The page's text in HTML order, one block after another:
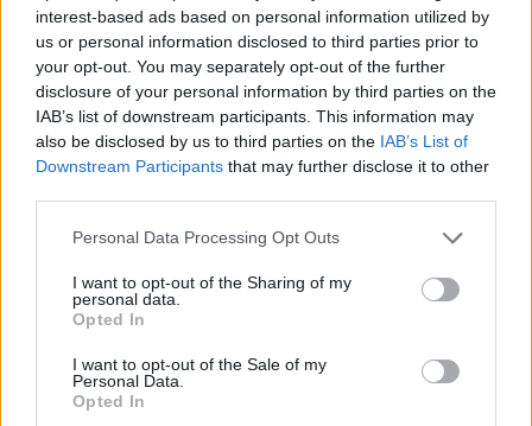
interest-based ads based on personal information utilized by
us or personal information disclosed to third parties prior to
your opt-out. You may separately opt-out of the further
disclosure of your personal information by third parties on the
IAB’s list of downstream participants. This information may
also be disclosed by us to third parties on the IAB’s List of
Downstream Participants that may further disclose it to other
Personal Data Processing Opt Outs
I want to opt-out of the Sharing of my
personal data.
Opted In
I want to opt-out of the Sale of my
Personal Data.
Opted In
τι μπορούμε και τι πρέπει να κάνουμε για
ακηδεμόνευτα εργατικά συνδικάτα που θα
προασπίζονται πραγματικά τα συμφέροντα των
εργαζομένων”υπογράμμισε η Λάουρα Άλβαρες.
Ακολουθήστε το OLAFAQ